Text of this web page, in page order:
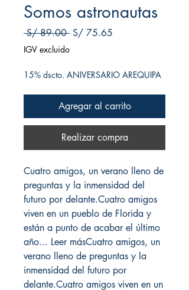
Somos astronautas
S/ 89.00 Precio
S/ 75.65
IGV excluido
15% dscto. ANIVERSARIO AREQUIPA
Agregar al carrito
Realizar compra
Cuatro amigos, un verano lleno de
preguntas y la inmensidad del
futuro por delante.Cuatro amigos
viven en un pueblo de Florida y
están a punto de acabar el último
año... Leer másCuatro amigos, un
verano lleno de preguntas y la
inmensidad del futuro por
delante.Cuatro amigos viven en un